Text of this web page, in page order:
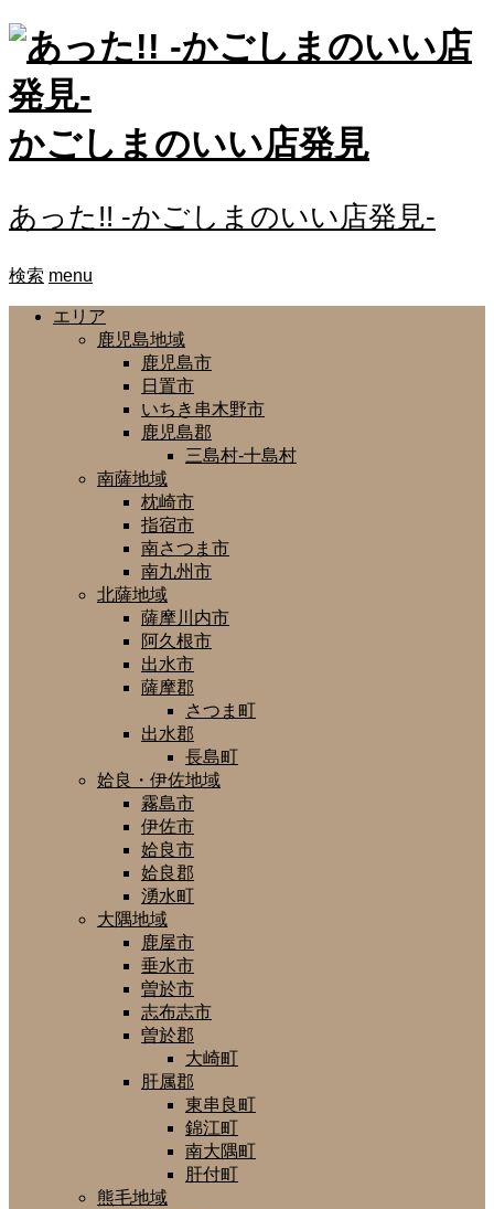
かごしまのいい店発見
あった!! -かごしまのいい店発見-
検索 menu
エリア
鹿児島地域
鹿児島市
日置市
いちき串木野市
鹿児島郡
三島村-十島村
南薩地域
枕崎市
指宿市
南さつま市
南九州市
北薩地域
薩摩川内市
阿久根市
出水市
薩摩郡
さつま町
出水郡
長島町
姶良・伊佐地域
霧島市
伊佐市
姶良市
姶良郡
湧水町
大隅地域
鹿屋市
垂水市
曽於市
志布志市
曽於郡
大崎町
肝属郡
東串良町
錦江町
南大隅町
肝付町
熊毛地域